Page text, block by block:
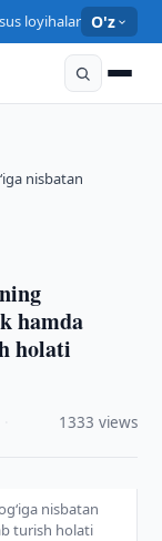
loyihalar O'z
nisbatan
hamda
holati
1333 views
nisbatan
turish holati